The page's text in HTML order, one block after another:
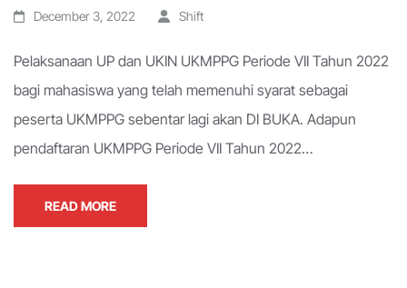
December 3, 2022 Shift
Pelaksanaan UP dan UKIN UKMPPG Periode VII Tahun 2022
bagi mahasiswa yang telah memenuhi syarat sebagai
peserta UKMPPG sebentar lagi akan DI BUKA. Adapun
pendaftaran UKMPPG Periode VII Tahun 2022…
READ MORE